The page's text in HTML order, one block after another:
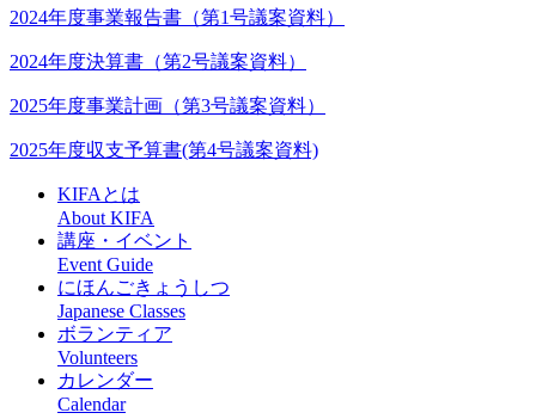
2024年度事業報告書（第1号議案資料）
2024年度決算書（第2号議案資料）
2025年度事業計画（第3号議案資料）
2025年度収支予算書(第4号議案資料)
KIFAとは
About KIFA
講座・イベント
Event Guide
にほんごきょうしつ
Japanese Classes
ボランティア
Volunteers
カレンダー
Calendar